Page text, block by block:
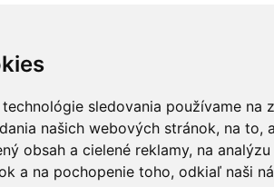
sledovania používame na
našich webových stránok, na to,
obsah a cielené reklamy, na
a na pochopenie toho, odkiaľ naši